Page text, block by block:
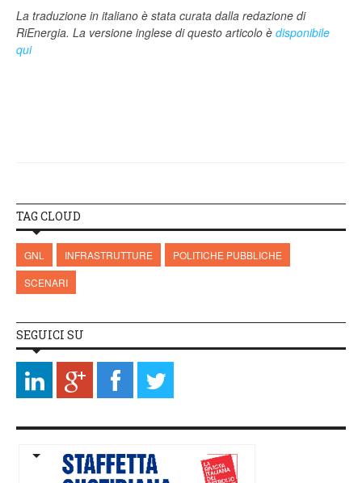
La traduzione in italiano è stata curata dalla redazione di
RiEnergia. La versione inglese di questo articolo è disponibile
qui
TAG CLOUD
GNL INFRASTRUTTURE
POLITICHE PUBBLICHE
SCENARI
SEGUICI SU